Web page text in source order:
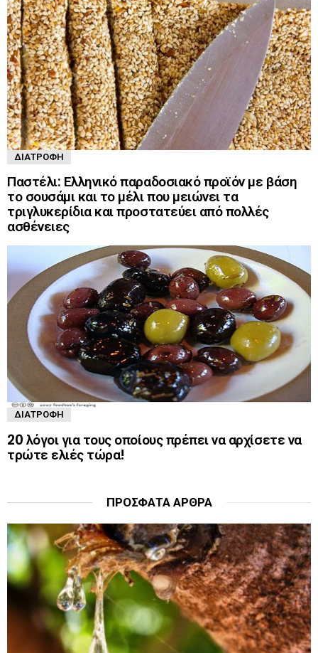
ΔΙΑΤΡΟΦΉ
Παστέλι: Ελληνικό παραδοσιακό προϊόν με βάση
το σουσάμι και το μέλι που μειώνει τα
τριγλυκερίδια και προστατεύει από πολλές
ασθένειες
ΔΙΑΤΡΟΦΉ
20 λόγοι για τους οποίους πρέπει να αρχίσετε να
τρώτε ελιές τώρα!
ΠΡΌΣΦΑΤΑ ΆΡΘΡΑ